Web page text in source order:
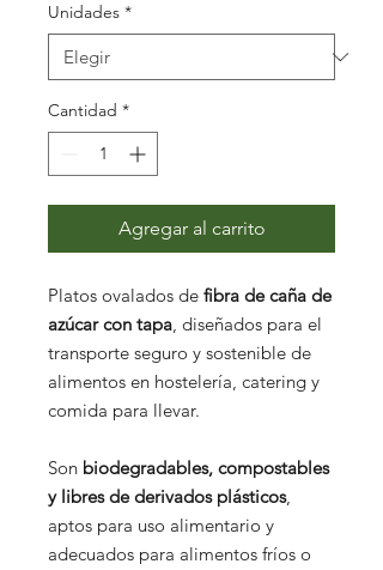
Unidades *
Cantidad *
Agregar al carrito
Platos ovalados de fibra de caña de
azúcar con tapa, diseñados para el
transporte seguro y sostenible de
alimentos en hostelería, catering y
comida para llevar.
Son biodegradables, compostables
y libres de derivados plásticos,
aptos para uso alimentario y
adecuados para alimentos fríos o